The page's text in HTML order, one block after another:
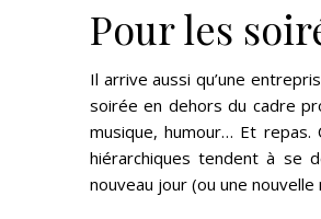
Pour les
Il arrive aussi qu’une
soirée en dehors du cadre
musique, humour… Et
hiérarchiques tendent à se
nouveau jour (ou une